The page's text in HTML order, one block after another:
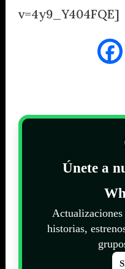
v=4y9_Y404FQE]
Únete a
historias,